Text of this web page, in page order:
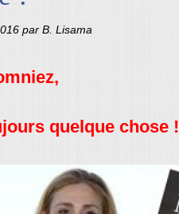
par B. Lisama
quelque chose !